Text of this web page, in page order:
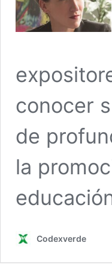
conocer
de
la
Codexverde